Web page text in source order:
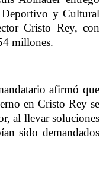
y Cultural
Cristo Rey, con
millones.
afirmó que
en Cristo Rey se
al llevar soluciones
sido demandados